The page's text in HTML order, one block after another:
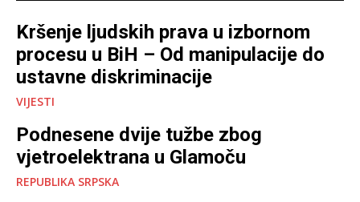
Kršenje ljudskih prava u izbornom
procesu u BiH – Od manipulacije do
ustavne diskriminacije
VIJESTI
Podnesene dvije tužbe zbog
vjetroelektrana u Glamoču
REPUBLIKA SRPSKA